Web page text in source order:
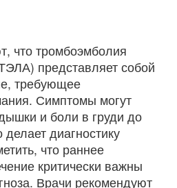
что тромбоэмболия
представляет собой
требующее
Симптомы могут
и боли в груди до
диагностику
что раннее
критически важны
Врачи рекомендуют